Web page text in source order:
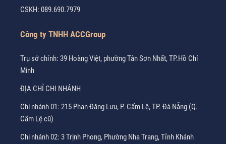
CSKH: 089.690.7979
Công ty TNHH ACCGroup
Trụ sở chính: 39 Hoàng Việt, phường Tân Sơn Nhất, TP.Hồ Chí
Minh
ĐỊA CHỈ CHI NHÁNH
Chi nhánh 01: 215 Phan Đăng Lưu, P. Cẩm Lệ, TP. Đà Nẵng (Q.
Cẩm Lệ cũ)
Chi nhánh 02: 3 Trịnh Phong, Phường Nha Trang, Tỉnh Khánh